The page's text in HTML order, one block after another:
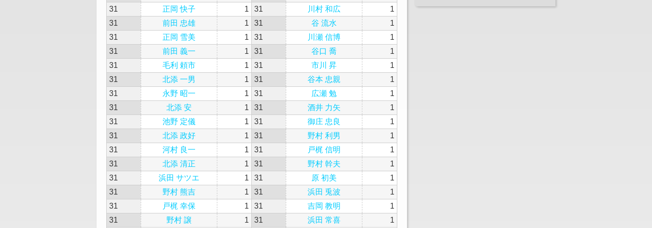
31
正岡 快子 1 31 川村 和広
1
31
前田 忠雄 1 31 谷 流水
1
31
正岡 雪美 1 31 川瀬 信博
1
31
前田 義一 1 31 谷口 喬
1
31
毛利 頼市 1 31 市川 昇
1
31
北添 一男 1 31 谷本 忠親
1
31
永野 昭一 1 31 広瀬 勉
1
31
北添 安 1 31 酒井 力矢
1
31
池野 定儀 1 31 御庄 忠良
1
31
北添 政好 1 31 野村 利男
1
31
河村 良一 1 31 戸梶 信明
1
31
北添 清正 1 31 野村 幹夫
1
31
浜田 サツエ 1 31 原 初美
1
31
野村 熊吉 1 31 浜田 兎波
1
31
戸梶 幸保 1 31 吉岡 教明
1
31
野村 譲 1 31 浜田 常喜
1